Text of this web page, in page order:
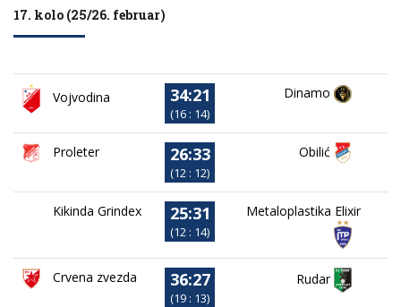
17. kolo (25/26. februar)
Vojvodina 34:21
(16 : 14)
Dinamo
Proleter 26:33
(12 : 12)
Obilić
Kikinda Grindex 25:31
(12 : 14)
Metaloplastika Elixir
Crvena zvezda 36:27
(19 : 13)
Rudar